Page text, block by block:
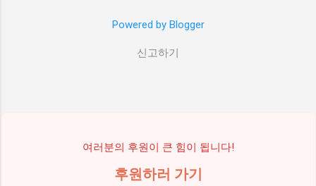
순간까지 치밀하게 계산하여 설계된 '완벽한 자
동 수입 시스템'입니다. 쉽게 말해, 이 퍼널은 당
신의 가장 유능하고 지치지 않는 세일즈맨이 되
킹) 혹시 여러분도 매일 아침 컴퓨터 앞에 앉아
"오늘은 또 무슨 글을 써야 하나" 고민하며 깊은
그 부담감은 우리를 짓누르기 마련입니다. 특히
블로그 자동화를 시도하다가도, 결과물의 퀄리
티 때문에 결국 수동으로 돌아가는 분들을 많이
방법을 30년 경력자의 따뜻한 시선으로 깊이 있
수익화 고수가 알려주는 생존 전략으로 여러분
0클릭 버그의 민낯 2. 애드센스 저격 타깃! 수익
실 해법 1: 리스크 관리의 마스터키, 애드센스 다
Powered by Blogger
신고하기
여러분의 후원이 큰 힘이 됩니다!
후원하러 가기